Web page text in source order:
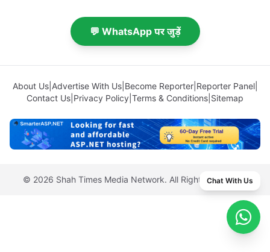
💬 WhatsApp पर जुड़ें
About Us| Advertise With Us| Become Reporter| Reporter Panel|
Contact Us Privacy Policy Terms & Conditions Sitemap
© 2026 Shah Times Media Network. All Rights Reserved.
Chat With Us